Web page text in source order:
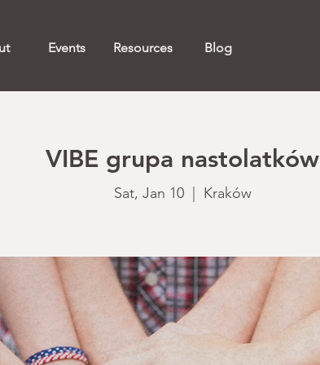
Events Resources Blog
VIBE grupa nastolatków
Sat, Jan 10
  |
Kraków